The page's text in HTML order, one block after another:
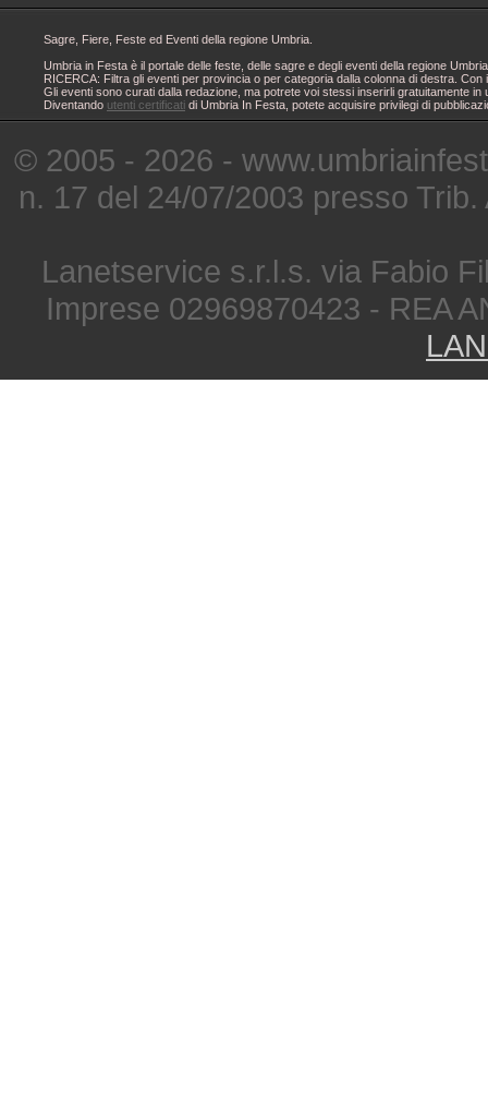
Sagre, Fiere, Feste ed Eventi della regione Umbria.
Umbria in Festa è il portale delle feste, delle sagre e degli eventi della regione
RICERCA: Filtra gli eventi per provincia o per categoria dalla colonna di destra.
Gli eventi sono curati dalla redazione, ma potrete voi stessi inserirli gratuitamente
Diventando utenti certificati di Umbria In Festa, potete acquisire privilegi di
© 2005 - 2026 -
n. 17 del 24/07/2003 presso
Lanetservice s.r.l.s. via Fabio
Imprese 02969870423 - REA